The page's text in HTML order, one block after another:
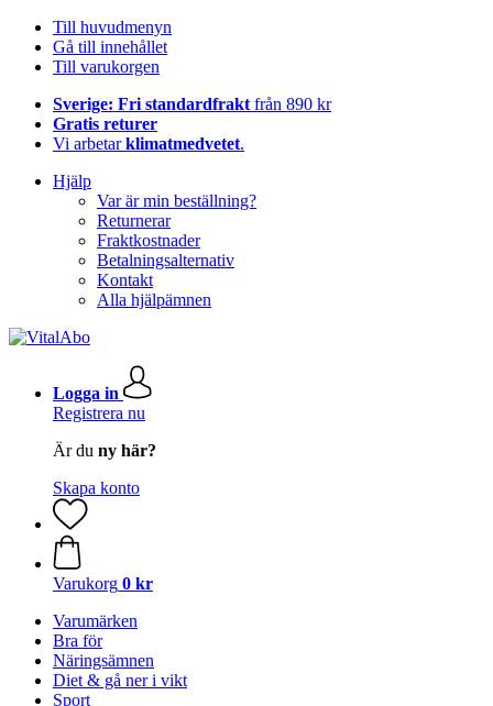
Till huvudmenyn
Gå till innehållet
Till varukorgen
Sverige: Fri standardfrakt från 890 kr
Gratis returer
Vi arbetarklimatmedvetet.
Hjälp
Var är min beställning?
Returnerar
Fraktkostnader
Betalningsalternativ
Kontakt
Alla hjälpämnen
Logga in
Registrera nu
Är du ny här?
Skapa konto
Varukorg 0 kr
Varumärken
Bra för
Näringsämnen
Diet & gå ner i vikt
Sport